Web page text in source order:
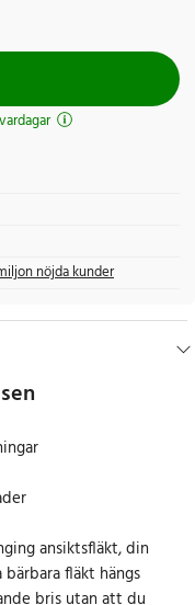
nöjda kunder
ansiktsfläkt, din
fläkt hängs
bris utan att du